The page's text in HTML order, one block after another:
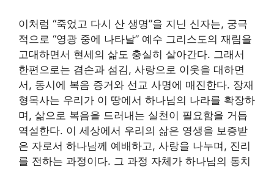
이처럼 “죽었고 다시 산 생명”을 지닌 신자는, 궁극
적으로 “영광 중에 나타날” 예수 그리스도의 재림을
고대하면서 현세의 삶도 충실히 살아간다. 그래서
한편으로는 겸손과 섬김, 사랑으로 이웃을 대하면
서, 동시에 복음 증거와 선교 사명에 매진한다. 장재
형목사는 우리가 이 땅에서 하나님의 나라를 확장하
며, 삶으로 복음을 드러내는 실천이 필요함을 거듭
역설한다. 이 세상에서 우리의 삶은 영생을 보증받
은 자로서 하나님께 예배하고, 사랑을 나누며, 진리
를 전하는 과정이다. 그 과정 자체가 하나님의 통치